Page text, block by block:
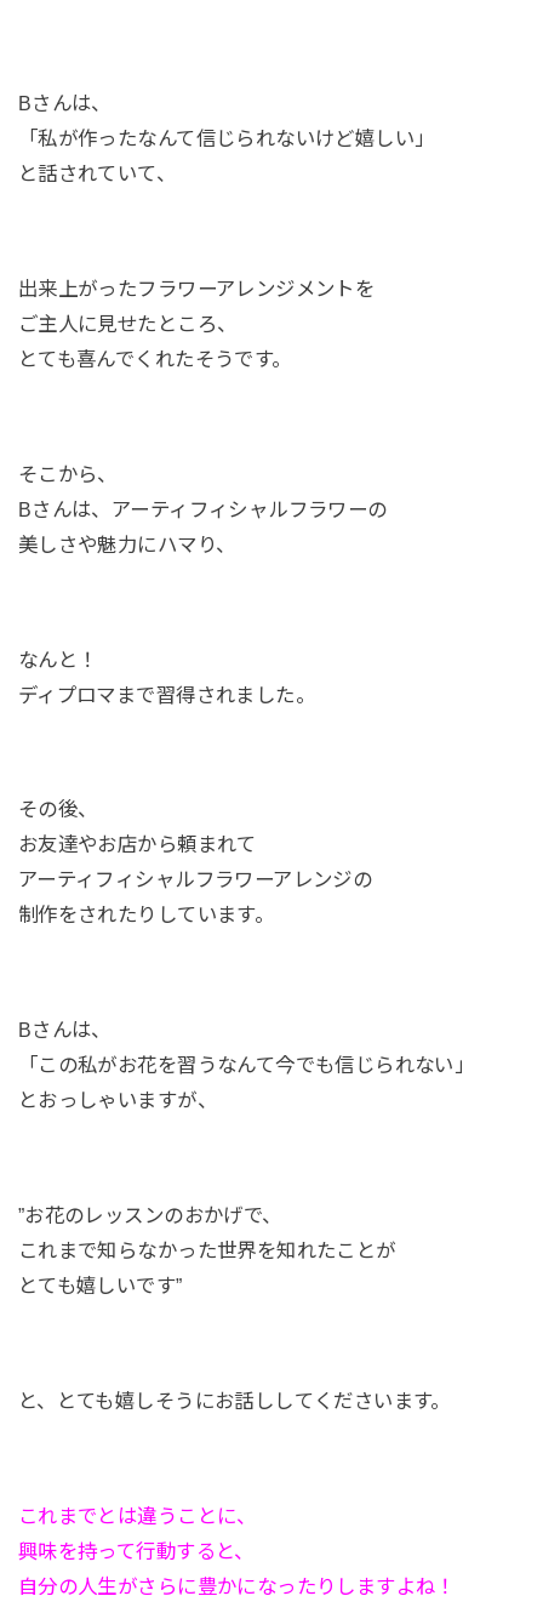
Bさんは、
「私が作ったなんて信じられないけど嬉しい」
と話されていて、
出来上がったフラワーアレンジメントを
ご主人に見せたところ、
とても喜んでくれたそうです。
そこから、
Bさんは、アーティフィシャルフラワーの
美しさや魅力にハマり、
なんと！
ディプロマまで習得されました。
その後、
お友達やお店から頼まれて
アーティフィシャルフラワーアレンジの
制作をされたりしています。
Bさんは、
「この私がお花を習うなんて今でも信じられない」
とおっしゃいますが、
”お花のレッスンのおかげで、
これまで知らなかった世界を知れたことが
とても嬉しいです”
と、とても嬉しそうにお話ししてくださいます。
これまでとは違うことに、
興味を持って行動すると、
自分の人生がさらに豊かになったりしますよね！